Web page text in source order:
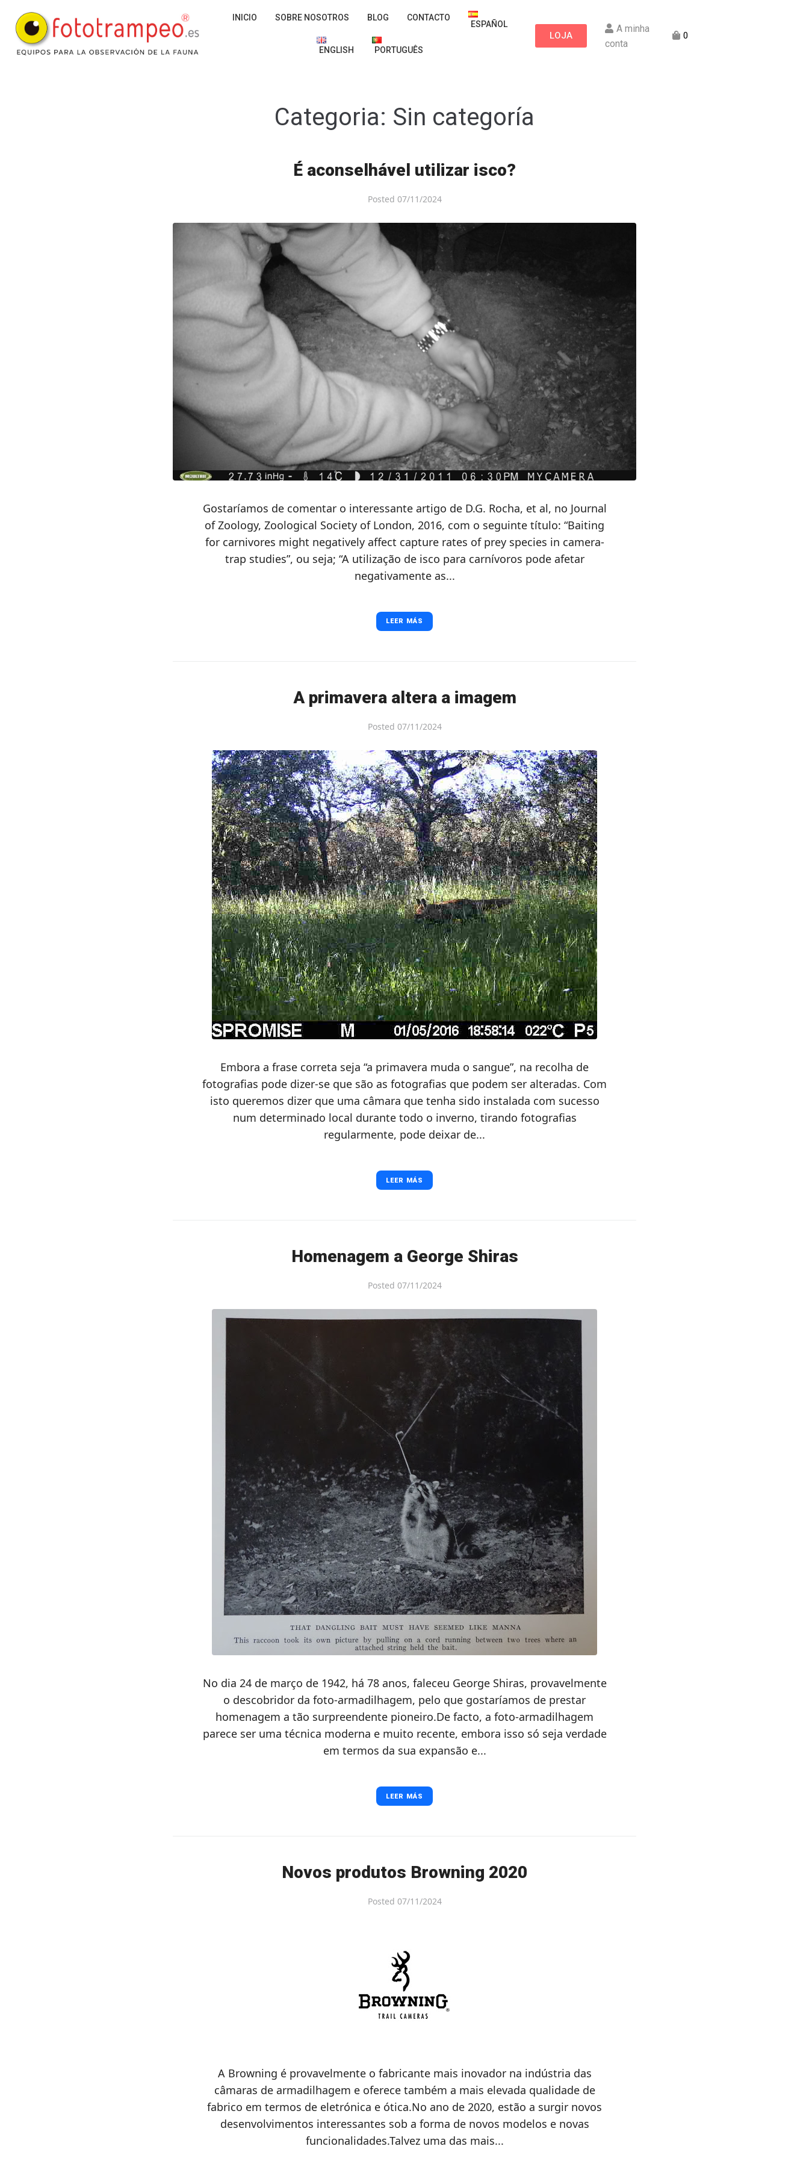
INICIO SOBRE NOSOTROS BLOG CONTACTO
ESPAÑOL
ENGLISH PORTUGUÊS
LOJA
A minha
conta
0
Categoria: Sin categoría
É aconselhável utilizar isco?
Posted 07/11/2024
Gostaríamos de comentar o interessante artigo de D.G. Rocha, et al, no Journal
of Zoology, Zoological Society of London, 2016, com o seguinte título: “Baiting
for carnivores might negatively affect capture rates of prey species in camera-
trap studies”, ou seja; “A utilização de isco para carnívoros pode afetar
negativamente as...
LEER MÁS
A primavera altera a imagem
Posted 07/11/2024
Embora a frase correta seja “a primavera muda o sangue”, na recolha de
fotografias pode dizer-se que são as fotografias que podem ser alteradas. Com
isto queremos dizer que uma câmara que tenha sido instalada com sucesso
num determinado local durante todo o inverno, tirando fotografias
regularmente, pode deixar de...
LEER MÁS
Homenagem a George Shiras
Posted 07/11/2024
No dia 24 de março de 1942, há 78 anos, faleceu George Shiras, provavelmente
o descobridor da foto-armadilhagem, pelo que gostaríamos de prestar
homenagem a tão surpreendente pioneiro.De facto, a foto-armadilhagem
parece ser uma técnica moderna e muito recente, embora isso só seja verdade
em termos da sua expansão e...
LEER MÁS
Novos produtos Browning 2020
Posted 07/11/2024
A Browning é provavelmente o fabricante mais inovador na indústria das
câmaras de armadilhagem e oferece também a mais elevada qualidade de
fabrico em termos de eletrónica e ótica.No ano de 2020, estão a surgir novos
desenvolvimentos interessantes sob a forma de novos modelos e novas
funcionalidades.Talvez uma das mais...